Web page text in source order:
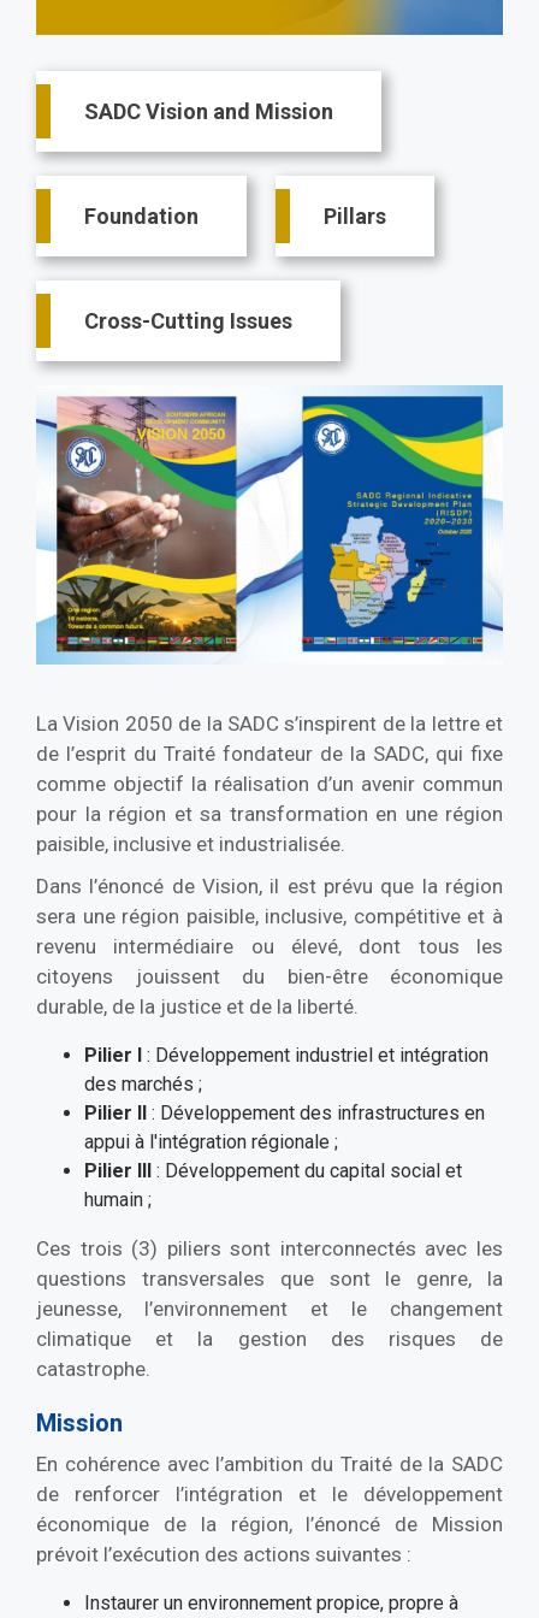
Main
navigation
SADC Vision and Mission
Foundation Pillars
Cross-Cutting Issues
La Vision 2050 de la SADC s’inspirent de la lettre et
de l’esprit du Traité fondateur de la SADC, qui fixe
comme objectif la réalisation d’un avenir commun
pour la région et sa transformation en une région
paisible, inclusive et industrialisée.
Dans l’énoncé de Vision, il est prévu que la région
sera une région paisible, inclusive, compétitive et à
revenu intermédiaire ou élevé, dont tous les
citoyens jouissent du bien-être économique
durable, de la justice et de la liberté.
Pilier I : Développement industriel et intégration
des marchés ;
Pilier II : Développement des infrastructures en
appui à l'intégration régionale ;
Pilier III : Développement du capital social et
humain ;
Ces trois (3) piliers sont interconnectés avec les
questions transversales que sont le genre, la
jeunesse, l’environnement et le changement
climatique et la gestion des risques de
catastrophe.
Mission
En cohérence avec l’ambition du Traité de la SADC
de renforcer l’intégration et le développement
économique de la région, l’énoncé de Mission
prévoit l’exécution des actions suivantes :
Instaurer un environnement propice, propre à